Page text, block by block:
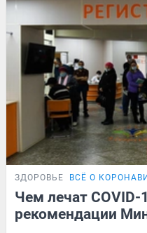
ЗДОРОВЬЕ ВСЁ О
Чем лечат COVID-
рекомендации